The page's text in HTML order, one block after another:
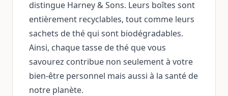
distingue Harney & Sons. Leurs boîtes sont
entièrement recyclables, tout comme leurs
sachets de thé qui sont biodégradables.
Ainsi, chaque tasse de thé que vous
savourez contribue non seulement à votre
bien-être personnel mais aussi à la santé de
notre planète.